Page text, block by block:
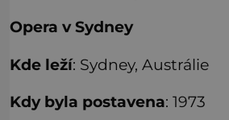
Opera v Sydney
Kde leží: Sydney, Austrálie
Kdy byla postavena: 1973